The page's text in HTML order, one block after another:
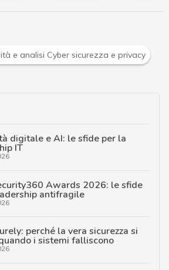
e Malware: le ultime news in tempo
digitale e AI: le sfide per la
IT
Awards 2026: le sfide
antifragile
perché la vera sicurezza si
i sistemi falliscono